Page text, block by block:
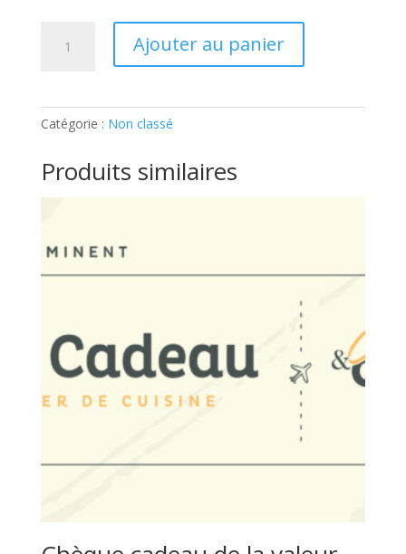
MIGNARDISES:
Ajouter au panier
Catégorie : Non classé
Produits similaires